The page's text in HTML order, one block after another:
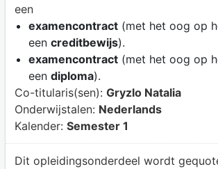
een
examencontract(met het oog op
een creditbewijs).
examencontract(met het oog op
een diploma).
Co-titularis(sen): Gryzlo Natalia
Onderwijstalen: Nederlands
Kalender: Semester 1
Dit opleidingsonderdeel wordt